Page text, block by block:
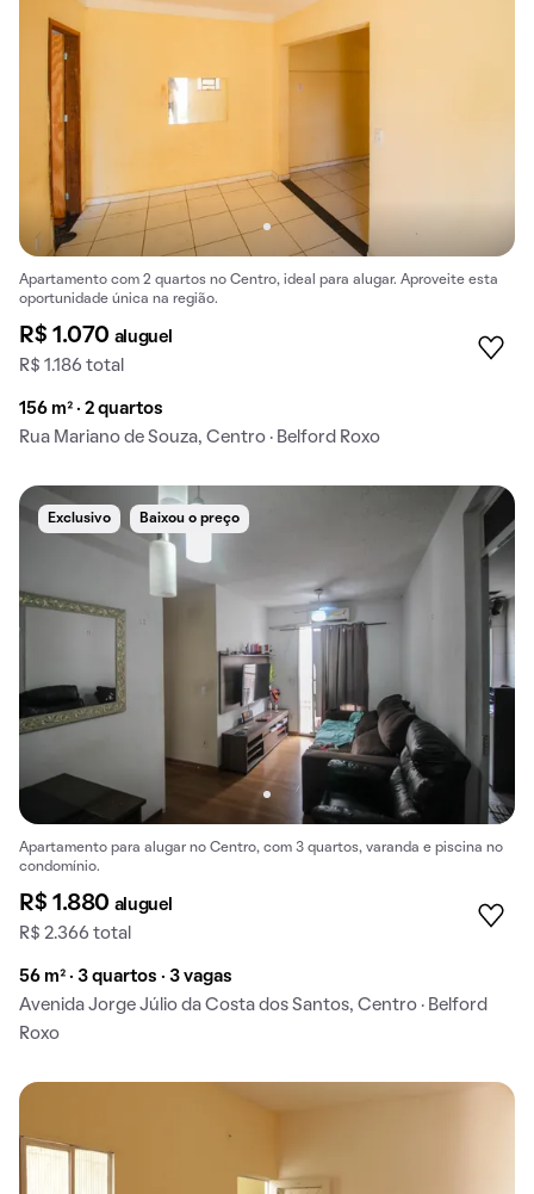
Apartamento com 2 quartos no Centro, ideal para alugar. Aproveite esta
oportunidade única na região.
R$ 1.070 aluguel
R$ 1.186 total
156 m² · 2 quartos
Rua Mariano de Souza, Centro · Belford Roxo
Exclusivo Baixou o preço
Apartamento para alugar no Centro, com 3 quartos, varanda e piscina no
condomínio.
R$ 1.880 aluguel
R$ 2.366 total
56 m² · 3 quartos · 3 vagas
Avenida Jorge Júlio da Costa dos Santos, Centro · Belford
Roxo